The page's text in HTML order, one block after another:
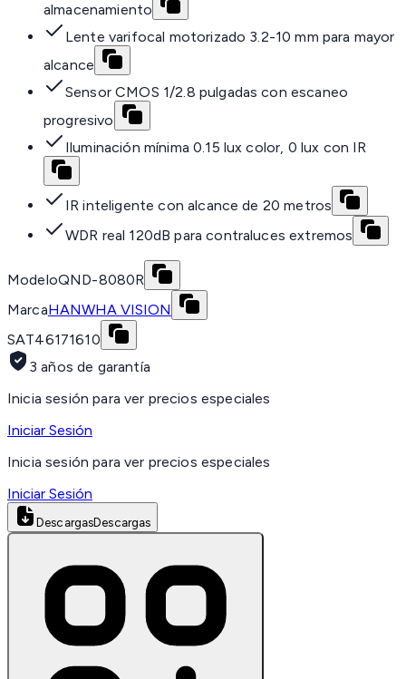
almacenamiento
Lente varifocal motorizado 3.2-10 mm para mayor
alcance
Sensor CMOS 1/2.8 pulgadas con escaneo
progresivo
Iluminación mínima 0.15 lux color, 0 lux con IR
IR inteligente con alcance de 20 metros
WDR real 120dB para contraluces extremos
ModeloQND-8080R
MarcaHANWHA VISION
SAT46171610
3 años de garantía
Inicia sesión para ver precios especiales
Iniciar Sesión
Inicia sesión para ver precios especiales
Iniciar Sesión
DescargasDescargas